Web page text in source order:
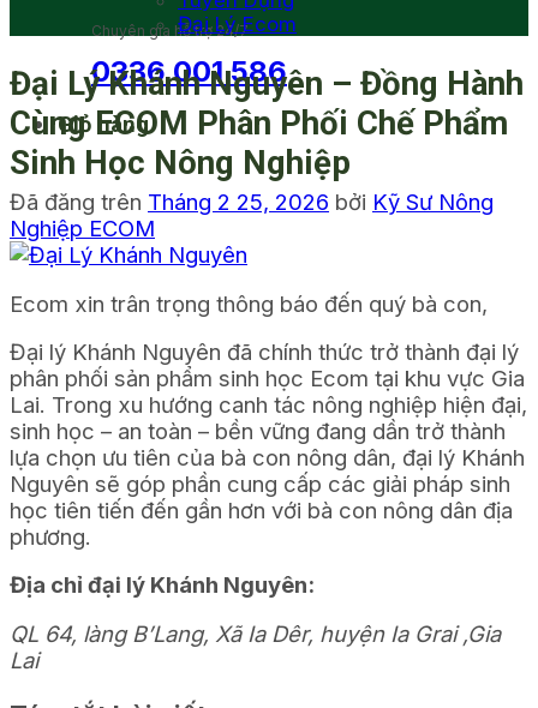
Chuyên gia hỗ trợ 24/7
0336 001 586
Giỏ hàng
Đại Lý Ecom
Đại Lý Khánh Nguyên – Đồng Hành
Cùng ECOM Phân Phối Chế Phẩm
Sinh Học Nông Nghiệp
Đã đăng trên Tháng 2 25, 2026 bởi Kỹ Sư Nông
Nghiệp ECOM
Ecom xin trân trọng thông báo đến quý bà con,
Đại lý Khánh Nguyên đã chính thức trở thành đại lý
phân phối sản phẩm sinh học Ecom tại khu vực Gia
Lai. Trong xu hướng canh tác nông nghiệp hiện đại,
sinh học – an toàn – bền vững đang dần trở thành
lựa chọn ưu tiên của bà con nông dân, đại lý Khánh
Nguyên sẽ góp phần cung cấp các giải pháp sinh
học tiên tiến đến gần hơn với bà con nông dân địa
phương.
Địa chỉ đại lý Khánh Nguyên:
QL 64, làng B’Lang, Xã Ia Dêr, huyện Ia Grai ,Gia
Lai